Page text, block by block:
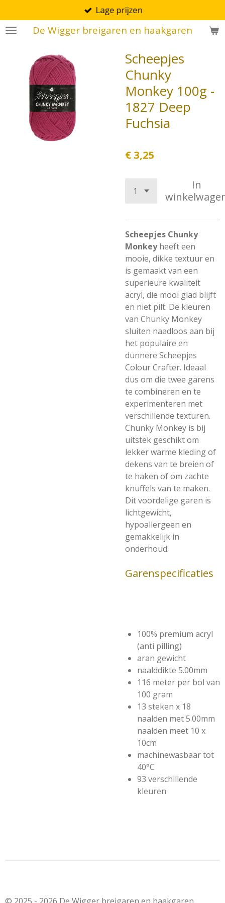
direct
naar
hoofdinhoud
De Wigger breigaren en haakgaren
Lage prijzen
Scheepjes
Chunky
Monkey 100g -
1827 Deep
Fuchsia
€ 3,25
In
Scheepjes Chunky
Monkeyheeft een
mooie, dikke textuur en
is gemaakt van een
superieure kwaliteit
acryl, die mooi glad blijft
en niet pilt. De kleuren
van Chunky Monkey
sluiten naadloos aan bij
het populaire en
dunnere Scheepjes
Colour Crafter. Ideaal
dus om die twee garens
te combineren en te
experimenteren met
verschillende texturen.
Chunky Monkey is bij
uitstek geschikt om
lekker warme kleding of
dekens van te breien of
te haken of om zachte
knuffels van te maken.
Dit voordelige garen is
lichtgewicht,
hypoallergeen en
gemakkelijk in
onderhoud.
Garenspecificaties
100% premium acryl
(anti pilling)
aran gewicht
naalddikte 5.00mm
116 meter per bol van
100 gram
13 steken x 18
naalden met 5.00mm
naalden meet 10 x
10cm
machinewasbaar tot
40°C
93 verschillende
kleuren